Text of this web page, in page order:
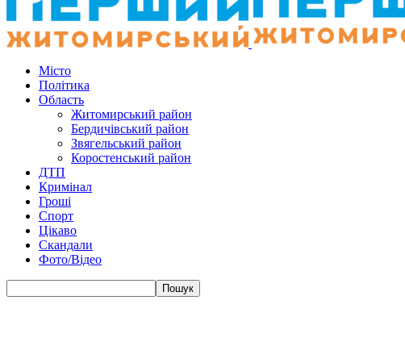
Місто
Політика
Область
Житомирський район
Бердичівський район
Звягельський район
Коростенський район
ДТП
Кримінал
Гроші
Спорт
Цікаво
Скандали
Фото/Відео